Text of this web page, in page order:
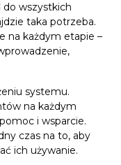
do wszystkich
taka potrzeba.
na każdym etapie –
systemu.
na każdym
i wsparcie.
czas na to, aby
ich używanie.